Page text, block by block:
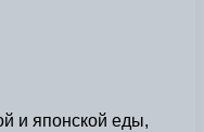
и японской еды,